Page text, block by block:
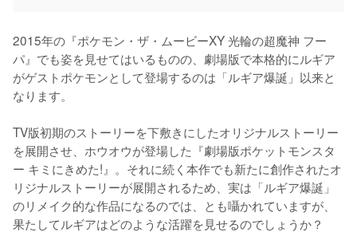
2015年の『ポケモン・ザ・ムービーXY 光輪の超魔神 フー
パ』でも姿を見せてはいるものの、劇場版で本格的にルギア
がゲストポケモンとして登場するのは「ルギア爆誕」以来と
なります。
TV版初期のストーリーを下敷きにしたオリジナルストーリー
を展開させ、ホウオウが登場した『劇場版ポケットモンスタ
ー キミにきめた!』。それに続く本作でも新たに創作されたオ
リジナルストーリーが展開されるため、実は「ルギア爆誕」
のリメイク的な作品になるのでは、とも囁かれていますが、
果たしてルギアはどのような活躍を見せるのでしょうか？